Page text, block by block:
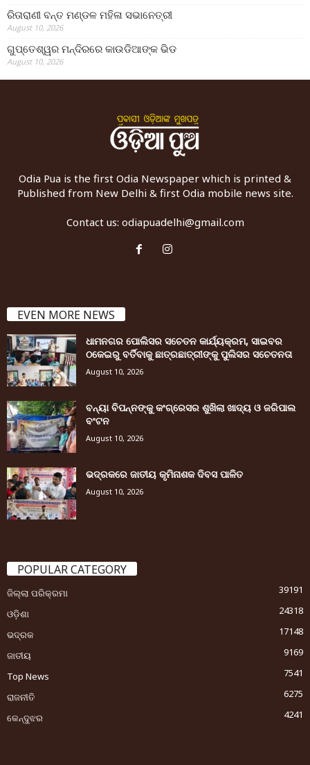
ରିତାରାଣୀ ବନ୍ତ ମଣ୍ଡଳ ମହିଳା ସଭାନେତ୍ରୀ
August 10, 2026
ଗୁପ୍ତେଶ୍ୱର ମନ୍ଦିରରେ କାଉଡିଆଙ୍କ ଭିଡ
August 10, 2026
Odia Pua is the first Odia Newspaper which is printed &
Published from New Delhi & first Odia mobile news site.
Contact us: odiapuadelhi@gmail.com
EVEN MORE NEWS
ଧାମନଗର ପୋଲିସର ସଚେତନ କାର୍ଯ୍ୟକ୍ରମ, ସାଇବର
ଠକେଇରୁ ବର୍ତିବାକୁ ଛାତ୍ରଛାତ୍ରୀଙ୍କୁ ପୁଲିସର ସଚେତନତା
August 10, 2026
ବନ୍ୟା ବିପନ୍ନଙ୍କୁ କଂଗ୍ରେସର ଶୁଖିଲା ଖାଦ୍ୟ ଓ ଜରିପାଲ
ବଂଟନ
August 10, 2026
ଭଦ୍ରକରେ ଜାତୀୟ କୃମିନାଶକ ଦିବସ ପାଳିତ
August 10, 2026
POPULAR CATEGORY
ଜିଲ୍ଲା ପରିକ୍ରମା
39191
ଓଡ଼ିଶା
24318
ଭଦ୍ରକ
17148
ଜାତୀୟ
9169
Top News
7541
ରାଜନୀତି
6275
କେନ୍ଦୁଝର
4241